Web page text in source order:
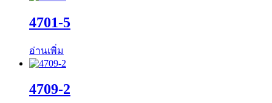
4701-5
อ่านเพิ่ม
4709-2